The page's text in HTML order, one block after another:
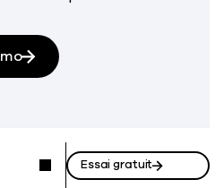
Essai gratuit